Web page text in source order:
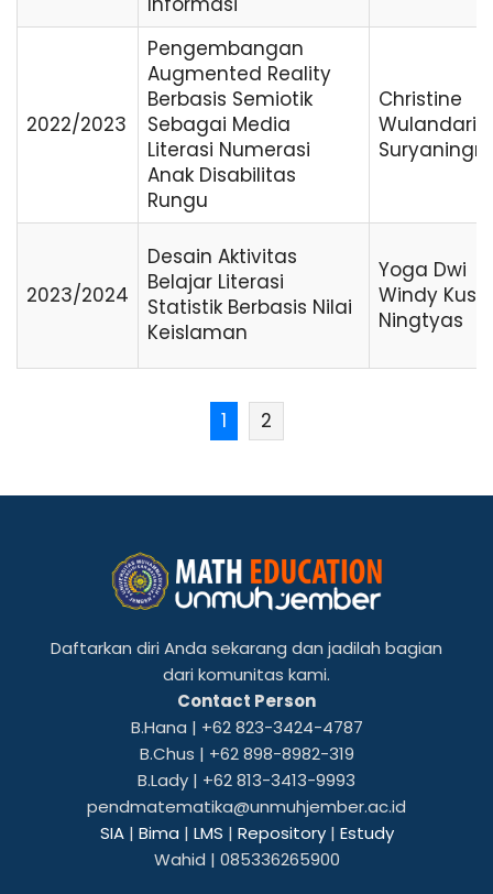
2022/2023
Pengembangan
Augmented Reality
Berbasis Semiotik
Sebagai Media
Literasi Numerasi
Anak Disabilitas
Rungu
Christine
Wulandari
2023/2024
Desain Aktivitas
Belajar Literasi
Statistik Berbasis Nilai
Keislaman
Yoga Dwi
Windy
Ningtyas
1 2
Daftarkan diri Anda sekarang dan jadilah bagian
dari komunitas kami.
Contact Person
B.Hana | +62 823-3424-4787
B.Chus | +62 898-8982-319
B.Lady | +62 813-3413-9993
pendmatematika@unmuhjember.ac.id
SIA| Bima | LMS | Repository| Estudy
Wahid | 085336265900